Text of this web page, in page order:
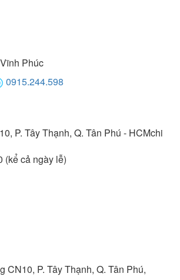
Phúc
0915.244.598
P. Tây Thạnh, Q. Tân Phú - HCMchi
(kể cả ngày lễ)
CN10, P. Tây Thạnh, Q. Tân Phú,